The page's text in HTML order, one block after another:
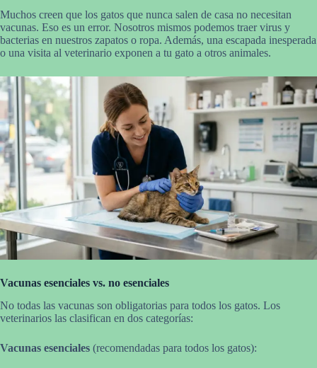
Muchos creen que los gatos que nunca salen de casa no necesitan
vacunas. Eso es un error. Nosotros mismos podemos traer virus y
bacterias en nuestros zapatos o ropa. Además, una escapada inesperada
o una visita al veterinario exponen a tu gato a otros animales.
Vacunas esenciales vs. no esenciales
No todas las vacunas son obligatorias para todos los gatos. Los
veterinarios las clasifican en dos categorías:
Vacunas esenciales (recomendadas para todos los gatos):